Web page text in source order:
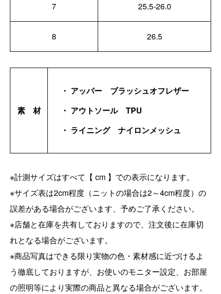
7 25.5-26.0
8 26.5
素 材
・ アッパー ブラッシュオフレザー
・ アウトソール TPU
・ ライニング ナイロンメッシュ
※計測サイズはすべて【 cm 】での表示になります。
※サイズ表は2cm程度（ニットの場合は2～4cm程度）の
誤差がある場合がございます、予めご了承ください。
※店舗と在庫を共有しておりますので、注文後に在庫切
れとなる場合がございます。
※商品写真はできる限り実物の色・素材感に近づけるよ
う徹底しておりますが、お使いのモニター設定、お部屋
の照明等により実際の商品と異なる場合がございます。